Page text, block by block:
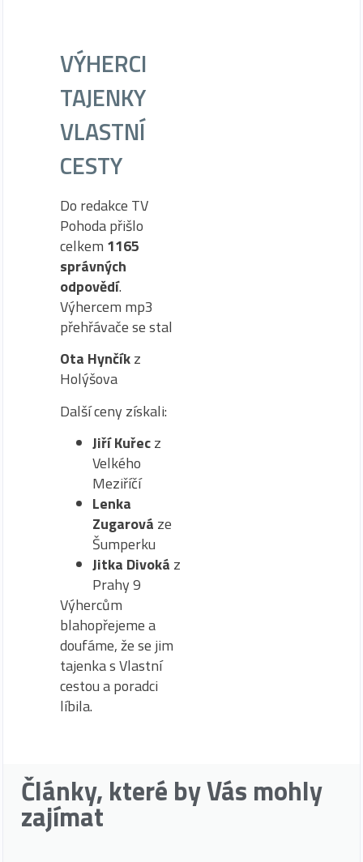
VÝHERCI
TAJENKY
VLASTNÍ
CESTY
Do redakce TV
Pohoda přišlo
celkem 1165
správných
odpovědí.
Výhercem mp3
přehřávače se stal
Ota Hynčíkz
Holýšova
Další ceny získali:
Jiří Kuřecz
Velkého
Meziříčí
Lenka
Zugarová ze
Šumperku
Jitka Divoká z
Prahy 9
Výhercům
blahopřejeme a
doufáme, že se jim
tajenka s Vlastní
cestou a poradci
líbila.
Články, které by Vás mohly
zajímat